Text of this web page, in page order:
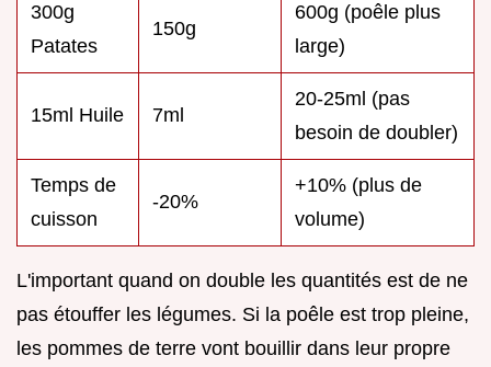
300g
Patates
150g
600g (poêle plus
large)
15ml Huile 7ml
20-25ml (pas
besoin de doubler)
Temps de
cuisson
-20%
+10% (plus de
volume)
L'important quand on double les quantités est de ne
pas étouffer les légumes. Si la poêle est trop pleine,
les pommes de terre vont bouillir dans leur propre